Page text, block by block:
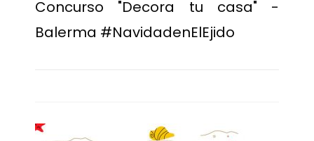
Concurso "Decora tu casa" -
Balerma #NavidadenElEjido